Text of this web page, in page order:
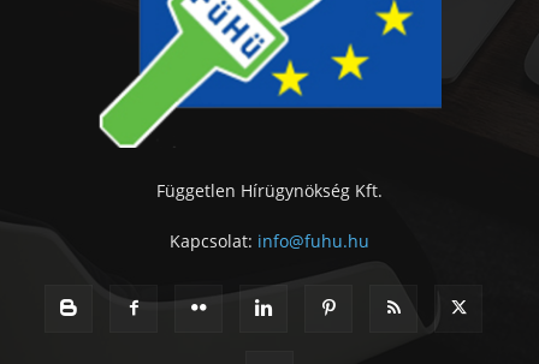
Független Hírügynökség Kft.
Kapcsolat: info@fuhu.hu